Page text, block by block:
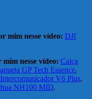
mim nesse vídeo: DJI
nesse vídeo: Calça
GP Tech Essence,
Intercomunicador V6 Plus,
NH100 MID.